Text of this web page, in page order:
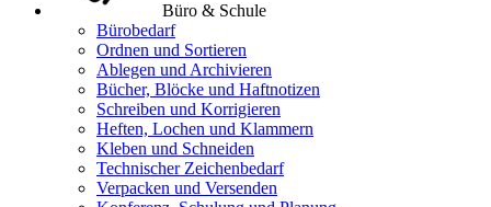
Büro & Schule
Bürobedarf
Ordnen und Sortieren
Ablegen und Archivieren
Bücher, Blöcke und Haftnotizen
Schreiben und Korrigieren
Heften, Lochen und Klammern
Kleben und Schneiden
Technischer Zeichenbedarf
Verpacken und Versenden